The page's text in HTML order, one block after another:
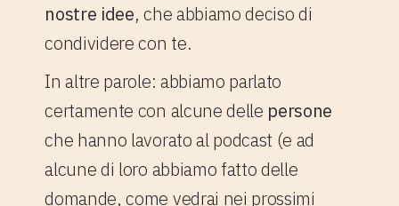
nostre idee, che abbiamo deciso di
condividere con te.
In altre parole: abbiamo parlato
certamente con alcune delle persone
che hanno lavorato al podcast (e ad
alcune di loro abbiamo fatto delle
domande, come vedrai nei prossimi